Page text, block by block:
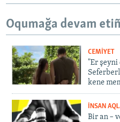
Oqumağa devam
CEMİYET
"Er
kene
İNSAN
Bir an –